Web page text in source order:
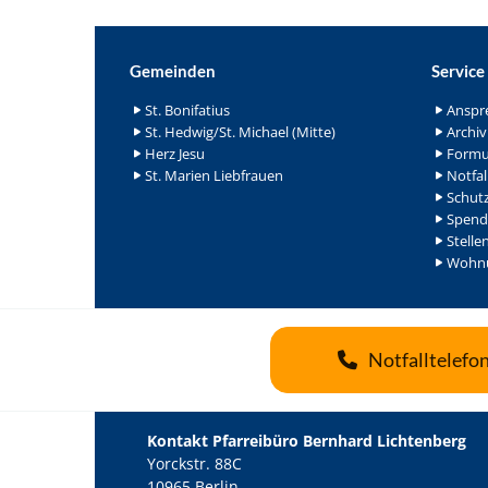
Gemeinden
St. Bonifatius
St. Hedwig/St. Michael (Mitte)
Herz Jesu
St. Marien Liebfrauen
Service
Archiv
Kontakt Pfarreibüro Bernhard Lichtenberg
Yorckstr. 88C